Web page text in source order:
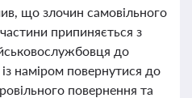
що злочин самовільного
припиняється з
до
наміром повернутися до
повернення та